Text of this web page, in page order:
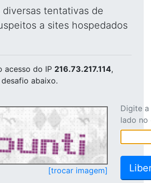
diversas tentativas de
a sites hospedados
acesso do IP 216.73.217.114,
abaixo.
[trocar imagem]
Digite
lado no